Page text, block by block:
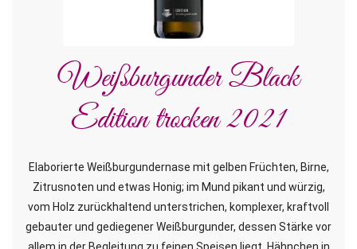
Weißburgunder Black
Edition trocken 2021
Elaborierte Weißburgundernase mit gelben Früchten, Birne,
Zitrusnoten und etwas Honig; im Mund pikant und würzig,
vom Holz zurückhaltend unterstrichen, komplexer, kraftvoll
gebauter und gediegener Weißburgunder, dessen Stärke vor
allem in der Begleitung zu feinen Speisen liegt. Hähnchen in